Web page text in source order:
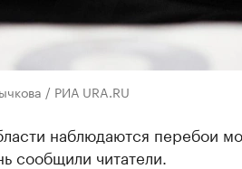
/ РИА URA.RU
наблюдаются перебои
сообщили читатели.